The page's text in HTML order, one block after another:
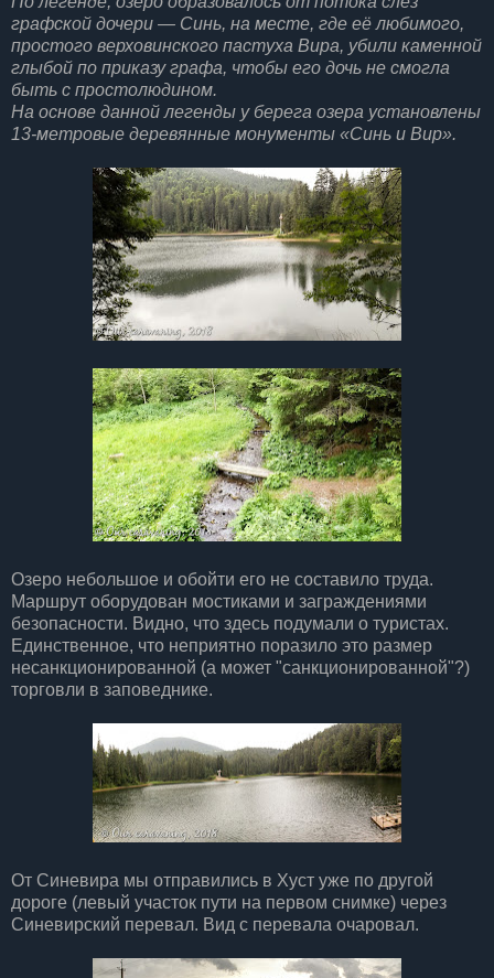
графской дочери — Синь, на месте, где её любимого,
простого верховинского пастуха Вира, убили каменной
глыбой по приказу графа, чтобы его дочь не смогла
быть с простолюдином.
На основе данной легенды у берега озера установлены
13-метровые деревянные монументы «Синь и Вир».
Озеро небольшое и обойти его не составило труда.
Маршрут оборудован мостиками и заграждениями
безопасности. Видно, что здесь подумали о туристах.
Единственное, что неприятно поразило это размер
несанкционированной (а может "санкционированной"?)
торговли в заповеднике.
От Синевира мы отправились в Хуст уже по другой
дороге (левый участок пути на первом снимке) через
Синевирский перевал. Вид с перевала очаровал.